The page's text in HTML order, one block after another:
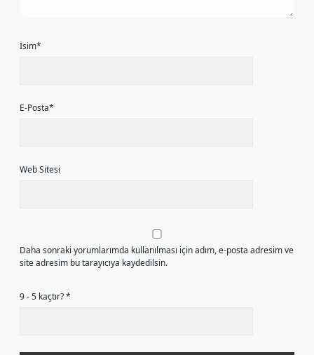
İsim*
E-Posta*
Web Sitesi
Daha sonraki yorumlarımda kullanılması için adım, e-posta adresim ve
site adresim bu tarayıcıya kaydedilsin.
9 - 5 kaçtır?*